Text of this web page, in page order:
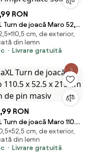
RON
Turn de joacă Maro 52,5
x 215 cm Lemn
solid
cm, de exterior,
din lemn
Livrare gratuită
RON
Turn de joacă Maro 110.5
x 215 cm Lemn de pin
cm, de exterior,
din lemn
Livrare gratuită